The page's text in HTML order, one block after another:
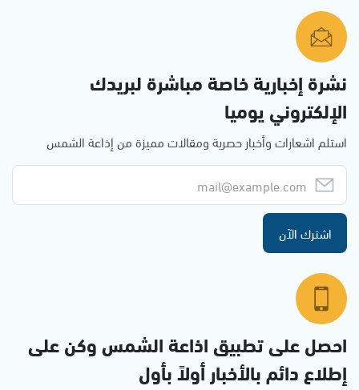
نشرة إخبارية خاصة مباشرة لبريدك
الإلكتروني يوميا
استلم اشعارات وأخبار حصرية ومقالات مميزة من إذاعة الشمس
اشترك الآن
احصل على تطبيق اذاعة الشمس وكن على
إطلاع دائم بالأخبار أولاً بأول